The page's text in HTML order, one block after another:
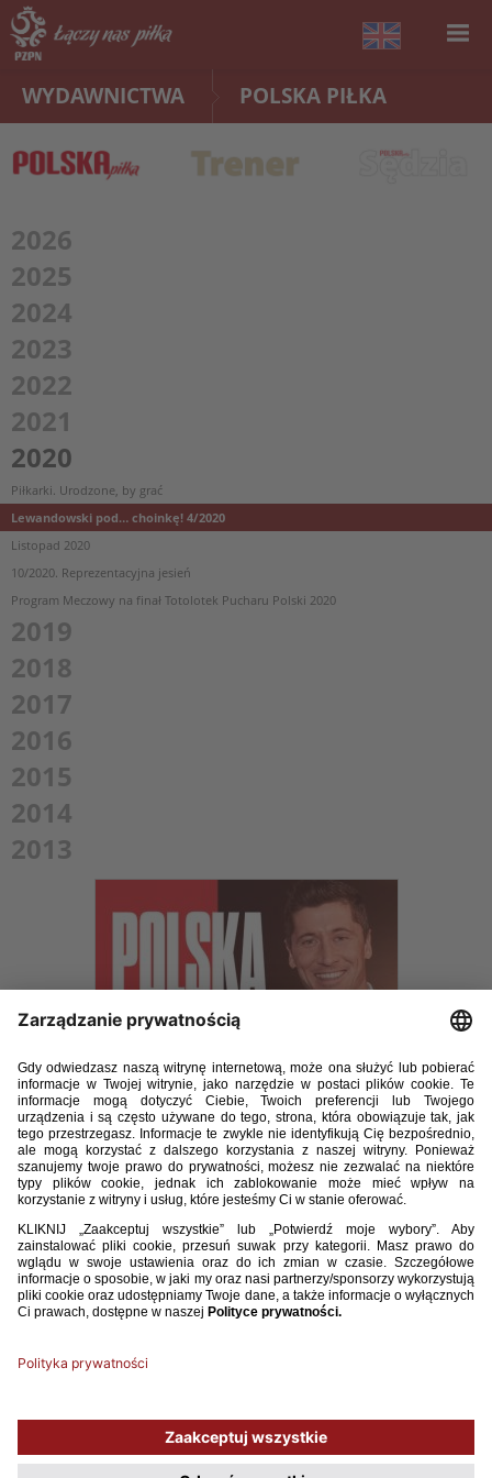
WYDAWNICTWA POLSKA PIŁKA
2026
2025
2024
2023
2022
2021
2020
Piłkarki. Urodzone, by grać
Lewandowski pod… choinkę! 4/2020
Listopad 2020
10/2020. Reprezentacyjna jesień
Program Meczowy na finał Totolotek Pucharu Polski 2020
2019
2018
2017
2016
2015
2014
2013
POLSKA PIŁKA 12 2020.pdf
Używamy plików cookies, aby ułatwić Ci korzystanie z naszego serwisu
oraz do celów statystycznych. Jeśli nie blokujesz tych plików, to zgadzasz